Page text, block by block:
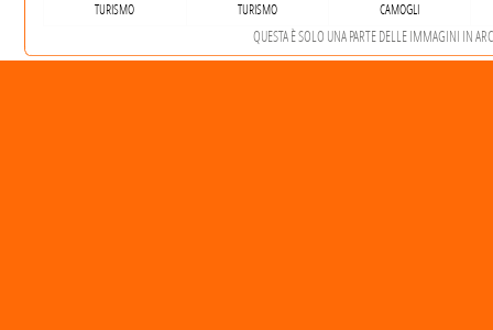
TURISMO TURISMO CAMOGLI
QUESTA È SOLO UNA PARTE DELLE IMMAGINI IN